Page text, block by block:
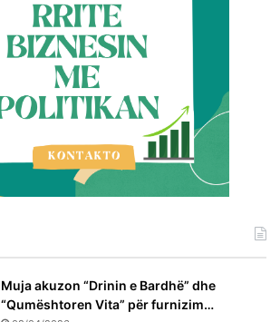
Muja akuzon “Drinin e Bardhë” dhe
“Qumështoren Vita” për furnizim…